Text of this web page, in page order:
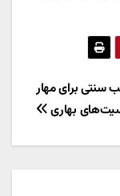
سنتی برای مهار
بهاری